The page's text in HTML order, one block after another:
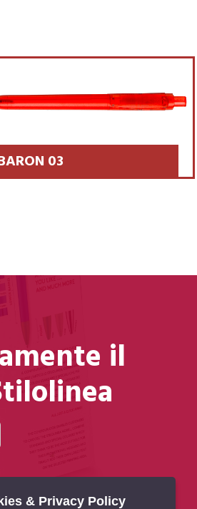
RAJA
il
& Privacy Policy